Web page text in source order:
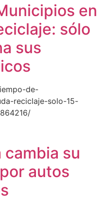
en
sólo
sus
de-
reciclaje-solo-15-
su
autos